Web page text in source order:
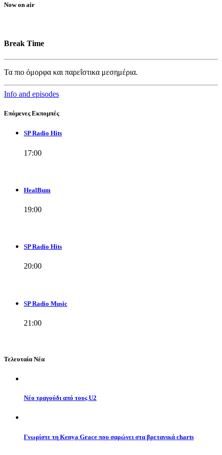
Now on air
Break Time
Τα πιο όμορφα και παρεΐστικα μεσημέρια.
Info and episodes
Επόμενες Εκπομπές
SP Radio Hits
17:00
HealBum
19:00
SP Radio Hits
20:00
SP Radio Music
21:00
Τελευταία Νέα
Νέο τραγούδι από τους U2
Γνωρίστε τη Kenya Grace που σαρώνει στα βρετανικά charts